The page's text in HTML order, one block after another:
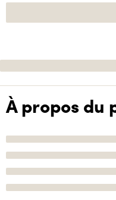
À propos du